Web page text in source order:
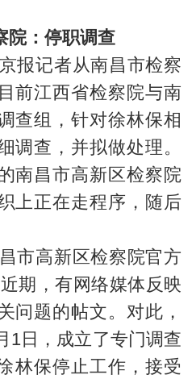
：停职调查
记者从南昌市检察
前江西省检察院与南
查组，针对徐林保相
调查，并拟做处理。
南昌市高新区检察院
上正在走程序，随后
高新区检察院官方
期，有网络媒体反映
问题的帖文。对此，
1日，成立了专门调查
林保停止工作，接受